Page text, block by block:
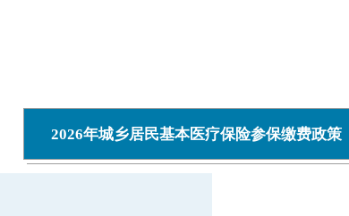
2026年城乡居民基本医疗保险参保缴费政策